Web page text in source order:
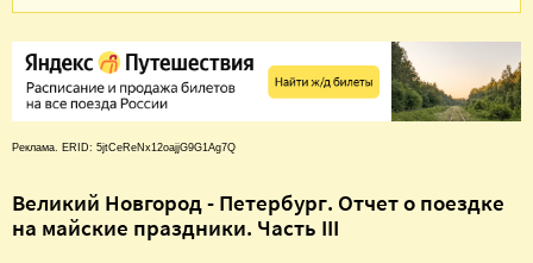
Реклама. ERID: 5jtCeReNx12oajjG9G1Ag7Q
Великий Новгород - Петербург. Отчет о поездке
на майские праздники. Часть III